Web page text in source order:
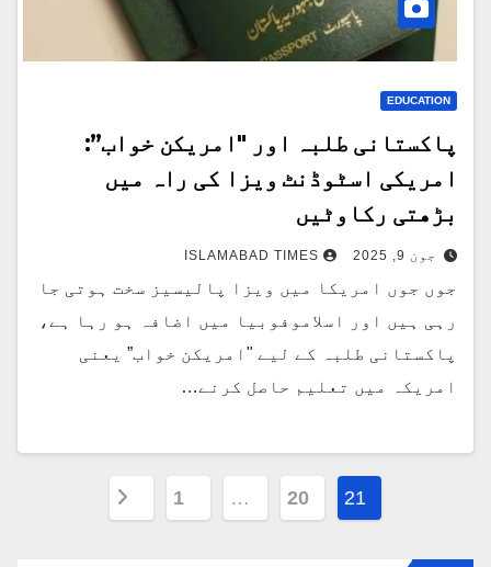
EDUCATION
پاکستانی طلبہ اور "امریکن خواب”:
امریکی اسٹوڈنٹ ویزا کی راہ میں
بڑھتی رکاوٹیں
جون 9, 2025 ISLAMABAD TIMES
جوں جوں امریکا میں ویزا پالیسیز سخت ہوتی جا
رہی ہیں اور اسلاموفوبیا میں اضافہ ہو رہا ہے،
پاکستانی طلبہ کے لیے "امریکن خواب” یعنی
امریکہ میں تعلیم حاصل کرنے…
Posts
1 … 20 21